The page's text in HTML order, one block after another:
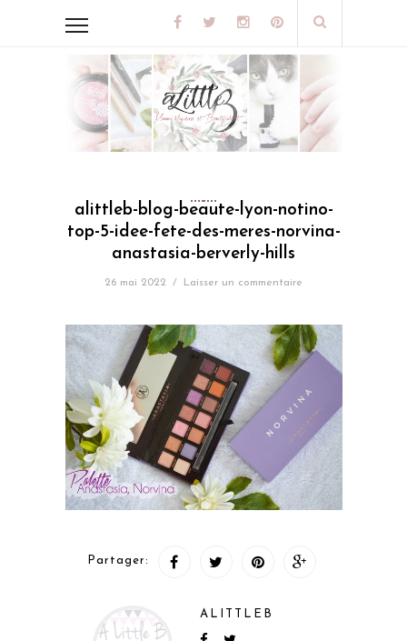
alittleb-blog-beaute-lyon-notino-
top-5-idee-fete-des-meres-norvina-
anastasia-berverly-hills
26 mai 2022 / Laisser un commentaire
Partager:
ALITTLEB